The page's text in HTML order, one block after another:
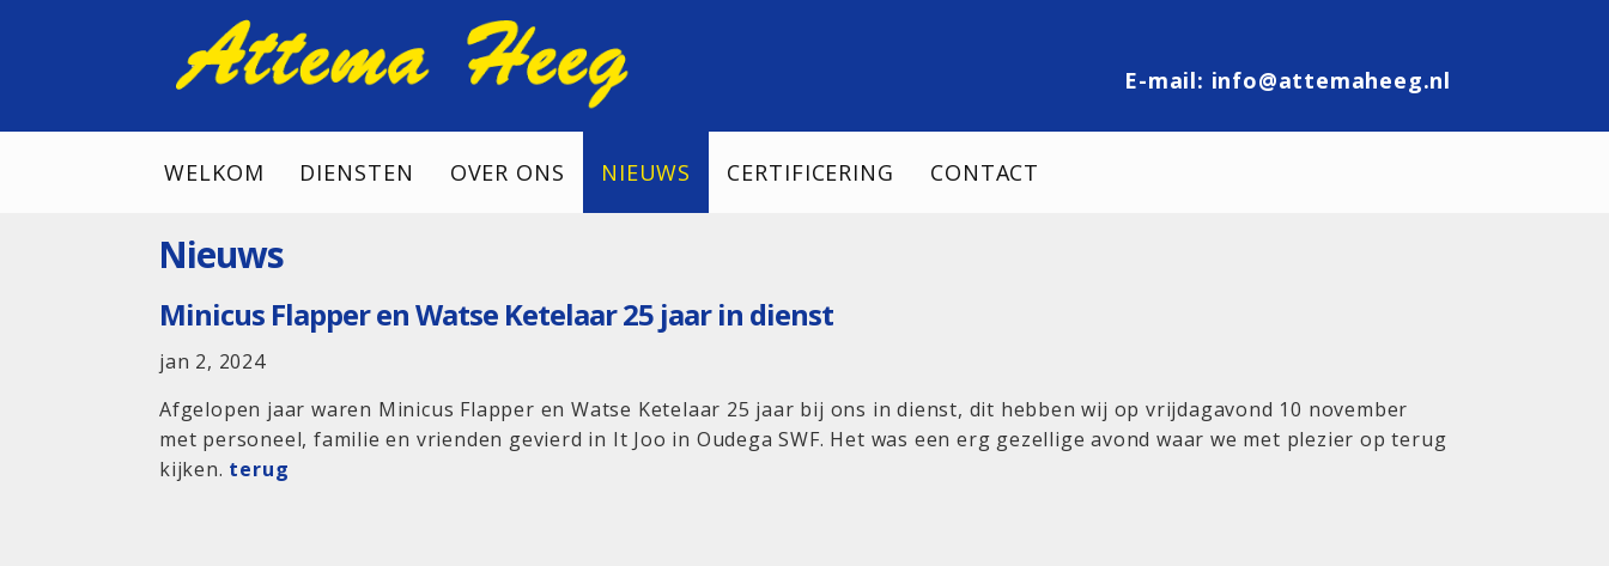
E-mail: info@attemaheeg.nl
WELKOM DIENSTEN OVER ONS NIEUWS CERTIFICERING CONTACT
Nieuws
Minicus Flapper en Watse Ketelaar 25 jaar in dienst
jan 2, 2024
Afgelopen jaar waren Minicus Flapper en Watse Ketelaar 25 jaar bij ons in dienst, dit hebben wij op vrijdagavond 10 november
met personeel, familie en vrienden gevierd in It Joo in Oudega SWF. Het was een erg gezellige avond waar we met plezier op terug
kijken. terug